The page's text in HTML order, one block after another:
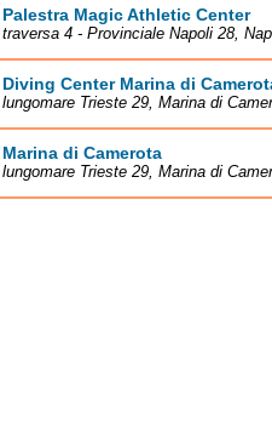
Palestra Magic Athletic Center
traversa 4 - Provinciale Napoli 28,
Diving Center Marina di
lungomare Trieste 29, Marina di
Marina di Camerota
lungomare Trieste 29, Marina di